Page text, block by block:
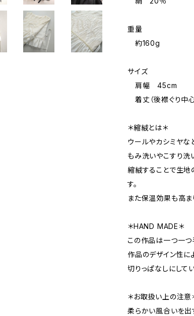
重量
約160g
サイズ
肩幅 45cm
着丈（後襟ぐり中
＊縮絨とは＊
ウールやカシミヤな
もみ洗いやこすり洗
縮絨することで生地
す。
また保温効果も高ま
＊HAND MADE＊
この作品は一つ一つ
作品のデザイン性に
切りっぱなしにして
＊お取扱い上の注意
柔らかい風合いを出